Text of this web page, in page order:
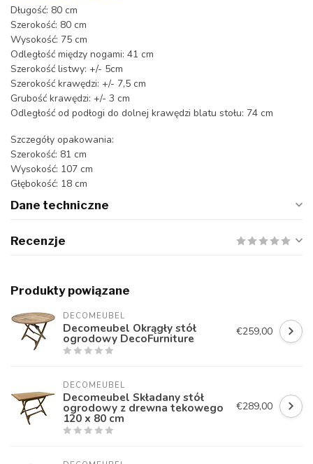
Długość: 80 cm
Szerokość: 80 cm
Wysokość: 75 cm
Odległość między nogami: 41 cm
Szerokość listwy: +/- 5cm
Szerokość krawędzi: +/- 7,5 cm
Grubość krawędzi: +/- 3 cm
Odległość od podłogi do dolnej krawędzi blatu stołu: 74 cm
Szczegóły opakowania:
Szerokość: 81 cm
Wysokość: 107 cm
Głębokość: 18 cm
Dane techniczne
Recenzje
Produkty powiązane
DECOMEUBEL
Decomeubel Okrągły stół
ogrodowy DecoFurniture €259,00
DECOMEUBEL
Decomeubel Składany stół
ogrodowy z drewna tekowego
120 x 80 cm
€289,00